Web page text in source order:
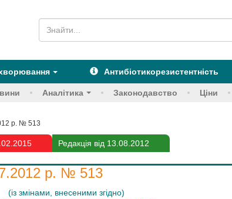
Антибіотикорезистентність
Аналітика Законодавство Ціни
р. № 513
Редакція від 13.08.2012
р. № 513
(із змінами, внесеними згідно)